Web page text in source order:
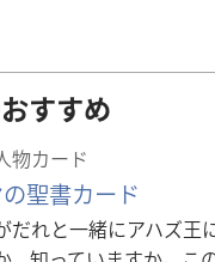
すすめ
物カード
聖書カード
だれと一緒にアハズ王